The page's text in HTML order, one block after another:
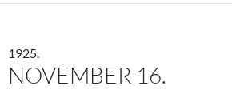
1925.
NOVEMBER 16.